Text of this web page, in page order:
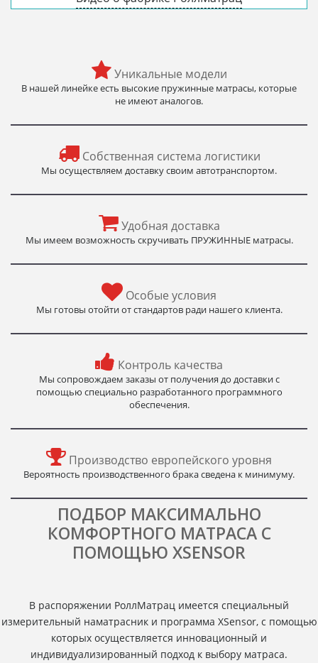
Уникальные модели
В нашей линейке есть высокие пружинные матрасы, которые
не имеют аналогов.
Собственная система логистики
Мы осуществляем доставку своим автотранспортом.
Удобная доставка
Мы имеем возможность скручивать ПРУЖИННЫЕ матрасы.
Особые условия
Мы готовы отойти от стандартов ради нашего клиента.
Контроль качества
Мы сопровождаем заказы от получения до доставки с
помощью специально разработанного программного
обеспечения.
Производство европейского уровня
Вероятность производственного брака сведена к минимуму.
ПОДБОР МАКСИМАЛЬНО
КОМФОРТНОГО МАТРАСА С
ПОМОЩЬЮ XSENSOR
В распоряжении РоллМатрац имеется специальный
измерительный наматрасник и программа XSensor, с помощью
которых осуществляется инновационный и
индивидуализированный подход к выбору матраса.